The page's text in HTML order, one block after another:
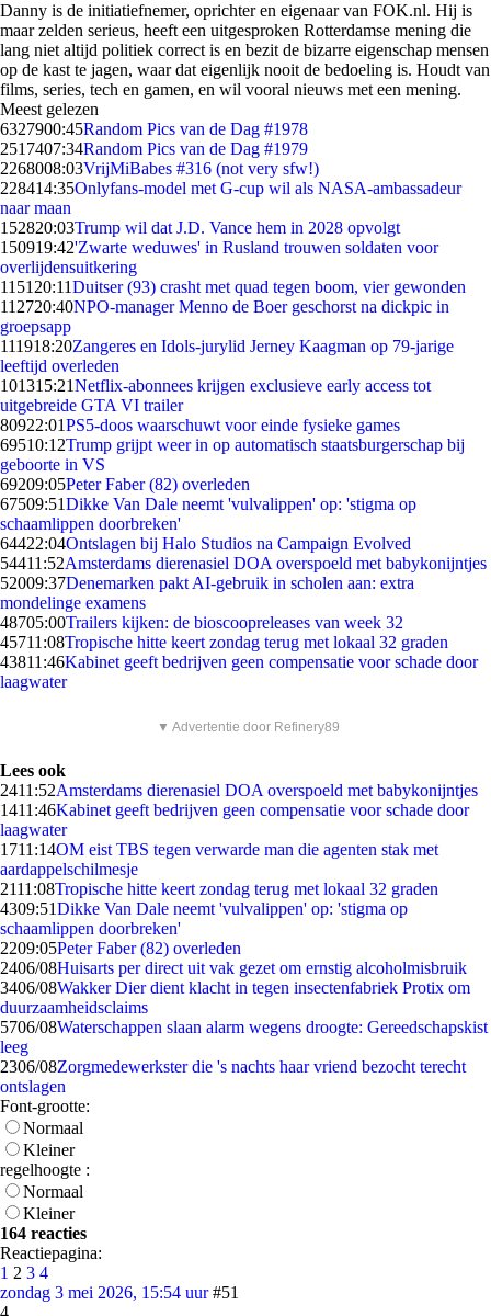
Danny is de initiatiefnemer, oprichter en eigenaar van FOK.nl. Hij is
maar zelden serieus, heeft een uitgesproken Rotterdamse mening die
lang niet altijd politiek correct is en bezit de bizarre eigenschap mensen
op de kast te jagen, waar dat eigenlijk nooit de bedoeling is. Houdt van
films, series, tech en gamen, en wil vooral nieuws met een mening.
Meest gelezen
6327900:45Random Pics van de Dag #1978
2517407:34Random Pics van de Dag #1979
2268008:03VrijMiBabes #316 (not very sfw!)
228414:35Onlyfans-model met G-cup wil als NASA-ambassadeur
naar maan
152820:03Trump wil dat J.D. Vance hem in 2028 opvolgt
150919:42'Zwarte weduwes' in Rusland trouwen soldaten voor
overlijdensuitkering
1151 20:11Duitser (93) crasht met quad tegen boom, vier gewonden
112720:40NPO-manager Menno de Boer geschorst na dickpic in
groepsapp
111918:20Zangeres en Idols-jurylid Jerney Kaagman op 79-jarige
leeftijd overleden
101315:21Netflix-abonnees krijgen exclusieve early access tot
uitgebreide GTA VI trailer
80922:01PS5-doos waarschuwt voor einde fysieke games
69510:12Trump grijpt weer in op automatisch staatsburgerschap bij
geboorte in VS
69209:05Peter Faber (82) overleden
67509:51Dikke Van Dale neemt 'vulvalippen' op: 'stigma op
schaamlippen doorbreken'
64422:04Ontslagen bij Halo Studios na Campaign Evolved
54411:52Amsterdams dierenasiel DOA overspoeld met babykonijntjes
52009:37Denemarken pakt AI-gebruik in scholen aan: extra
mondelinge examens
48705:00Trailers kijken: de bioscoopreleases van week 32
45711:08Tropische hitte keert zondag terug met lokaal 32 graden
43811:46Kabinet geeft bedrijven geen compensatie voor schade door
laagwater
▼ Advertentie door Refinery89
Lees ook
2411:52Amsterdams dierenasiel DOA overspoeld met babykonijntjes
1411:46Kabinet geeft bedrijven geen compensatie voor schade door
laagwater
1711:14OM eist TBS tegen verwarde man die agenten stak met
aardappelschilmesje
2111:08Tropische hitte keert zondag terug met lokaal 32 graden
4309:51Dikke Van Dale neemt 'vulvalippen' op: 'stigma op
schaamlippen doorbreken'
2209:05Peter Faber (82) overleden
2406/08Huisarts per direct uit vak gezet om ernstig alcoholmisbruik
3406/08Wakker Dier dient klacht in tegen insectenfabriek Protix om
duurzaamheidsclaims
5706/08Waterschappen slaan alarm wegens droogte: Gereedschapskist
leeg
2306/08Zorgmedewerkster die 's nachts haar vriend bezocht terecht
ontslagen
Font-grootte:
Normaal
Kleiner
regelhoogte :
Normaal
Kleiner
164 reacties
Reactiepagina:
1 2 3 4
zondag 3 mei 2026, 15:54 uur #51
4